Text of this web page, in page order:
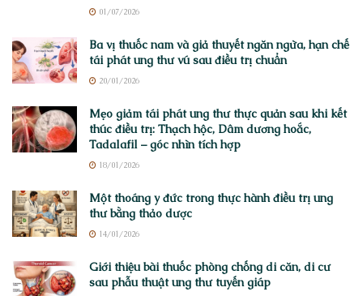
01/07/2026
Ba vị thuốc nam và giả thuyết ngăn ngừa, hạn chế
tái phát ung thư vú sau điều trị chuẩn
20/01/2026
Mẹo giảm tái phát ung thư thực quản sau khi kết
thúc điều trị: Thạch hộc, Dâm dương hoắc,
Tadalafil – góc nhìn tích hợp
18/01/2026
Một thoáng y đức trong thực hành điều trị ung
thư bằng thảo dược
14/01/2026
Giới thiệu bài thuốc phòng chống di căn, di cư
sau phẫu thuật ung thư tuyến giáp